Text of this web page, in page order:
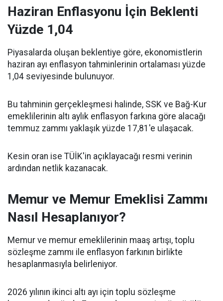
Haziran Enflasyonu İçin Beklenti
Yüzde 1,04
Piyasalarda oluşan beklentiye göre, ekonomistlerin
haziran ayı enflasyon tahminlerinin ortalaması yüzde
1,04 seviyesinde bulunuyor.
Bu tahminin gerçekleşmesi halinde, SSK ve Bağ-Kur
emeklilerinin altı aylık enflasyon farkına göre alacağı
temmuz zammı yaklaşık yüzde 17,81'e ulaşacak.
Kesin oran ise TÜİK'in açıklayacağı resmi verinin
ardından netlik kazanacak.
Memur ve Memur Emeklisi Zammı
Nasıl Hesaplanıyor?
Memur ve memur emeklilerinin maaş artışı, toplu
sözleşme zammı ile enflasyon farkının birlikte
hesaplanmasıyla belirleniyor.
2026 yılının ikinci altı ayı için toplu sözleşme